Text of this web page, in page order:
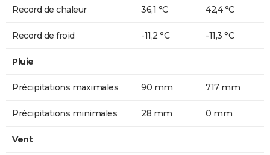
Record de chaleur 36,1 °C 42,4 °C
Record de froid -11,2 °C -11,3 °C
Pluie
Précipitations maximales 90 mm 717 mm
Précipitations minimales 28 mm 0 mm
Vent